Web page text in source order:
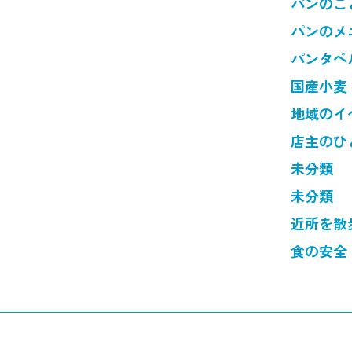
パンのメ
パンタベ
国産小麦
地域のイ
店主のひ
未分類
未分類
近所を散
食の安全